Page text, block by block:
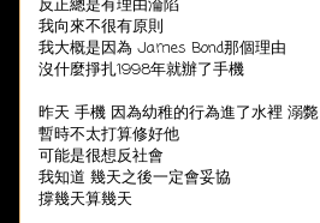
反正總是有理由淪陷
我向來不很有原則
我大概是因為 James Bond那個理由
沒什麼掙扎1998年就辦了手機
昨天 手機 因為幼稚的行為進了水裡 溺斃
暫時不太打算修好他
可能是很想反社會
我知道 幾天之後一定會妥協
撐幾天算幾天